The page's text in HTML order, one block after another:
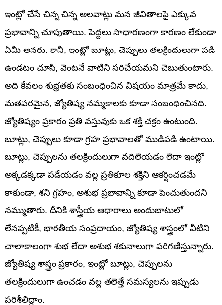
ఇంట్లో చేసే చిన్న చిన్న అలవాట్లు మన జీవితాలపై ఎక్కువ
ప్రభావాన్ని చూపుతాయి. పెద్దలు సాధారణంగా కారణం లేకుండా
ఏమీ అనరు. కానీ, ఇంట్లో బూట్లు, చెప్పులు తలక్రిందులుగా పడి
ఉండటం చూసి, వెంటనే వాటిని సరిచేయమని చెబుతుంటారు.
అది కేవలం శుభ్రతకు సంబంధించిన విషయం మాత్రమే కాదు,
మతపరమైన, జ్యోతిష్య నమ్మకాలకు కూడా సంబంధించినది.
జ్యోతిష్యం ప్రకారం ప్రతి వస్తువుకు ఒక శక్తి చక్రం ఉంటుంది.
బూట్లు, చెప్పులు కూడా గ్రహ ప్రభావాలతో ముడిపడి ఉంటాయి.
బూట్లు, చెప్పులను తలక్రిందులుగా వదిలేయడం లేదా ఇంట్లో
అక్కడక్కడా పడేయడం వల్ల ప్రతికూల శక్తిని ఆకర్షించడమే
కాకుండా, శని గ్రహం, అశుభ ప్రభావాన్ని కూడా పెంచుతుందని
నమ్ముతారు. దీనికి శాస్త్రీయ ఆధారాలు అందుబాటులో
లేనప్పటికీ, భారతీయ సంప్రదాయం, జ్యోతిష్య శాస్త్రంలో వీటిని
చాలాకాలంగా శుభ లేదా అశుభ శకునాలుగా పరిగణిస్తున్నారు.
జ్యోతిష్య శాస్త్రం ప్రకారం, ఇంట్లో బూట్లు, చెప్పులను
తలక్రిందులుగా ఉంచడం వల్ల తలెత్తే సమస్యలను ఇప్పుడు
పరిశీలిద్దాం.